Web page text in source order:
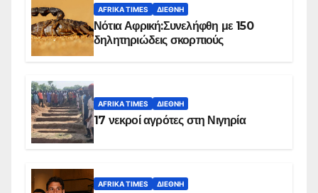
AFRIKA TIMES ΔΙΕΘΝΉ
Νότια Αφρική:Συνελήφθη με 150
δηλητηριώδεις σκορπιούς
AFRIKA TIMES ΔΙΕΘΝΉ
17 νεκροί αγρότες στη Νιγηρία
AFRIKA TIMES ΔΙΕΘΝΉ